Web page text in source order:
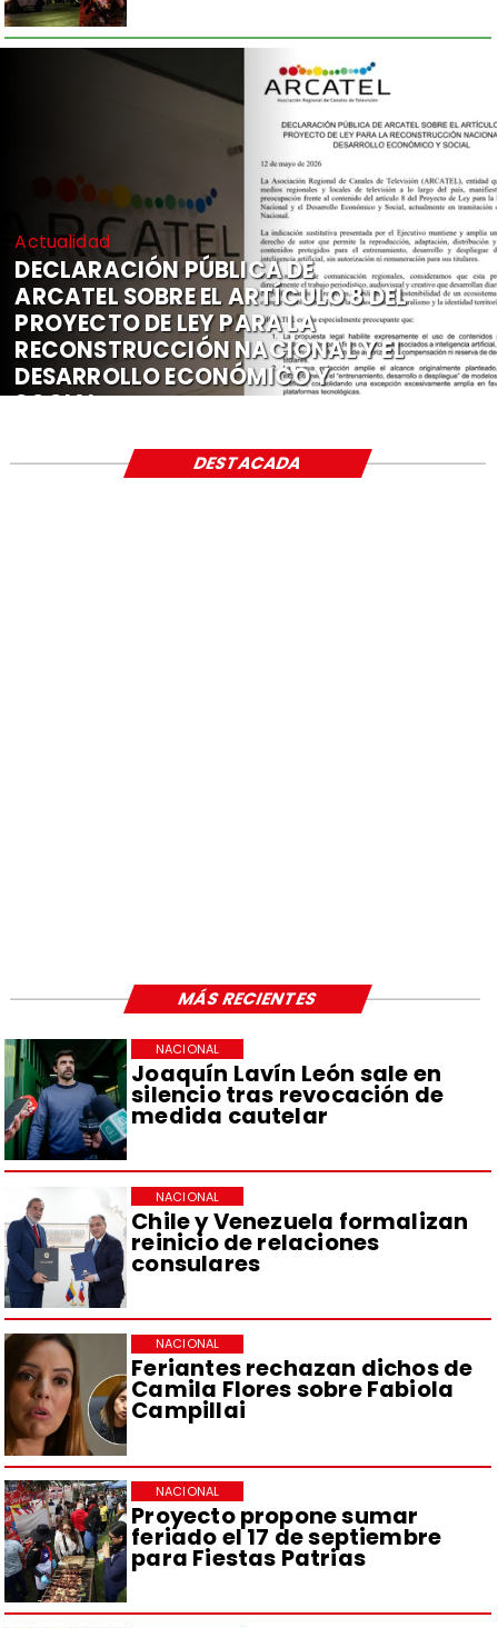
Actualidad
DECLARACIÓN PÚBLICA DE
ARCATEL SOBRE EL ARTÍCULO 8 DEL
PROYECTO DE LEY PARA LA
RECONSTRUCCIÓN NACIONAL Y EL
DESARROLLO ECONÓMICO Y
SOCIAL
Joaquín Lavín León sale en
silencio tras revocación de
medida cautelar
NACIONAL
Chile y Venezuela formalizan
reinicio de relaciones
consulares
NACIONAL
Feriantes rechazan dichos de
Camila Flores sobre Fabiola
Campillai
NACIONAL
Proyecto propone sumar
feriado el 17 de septiembre
para Fiestas Patrias
NACIONAL
DESTACADA
MÁS RECIENTES